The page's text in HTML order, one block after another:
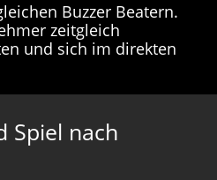
Buzzer Beatern.
zeitgleich
und sich im direkten
Spiel nach